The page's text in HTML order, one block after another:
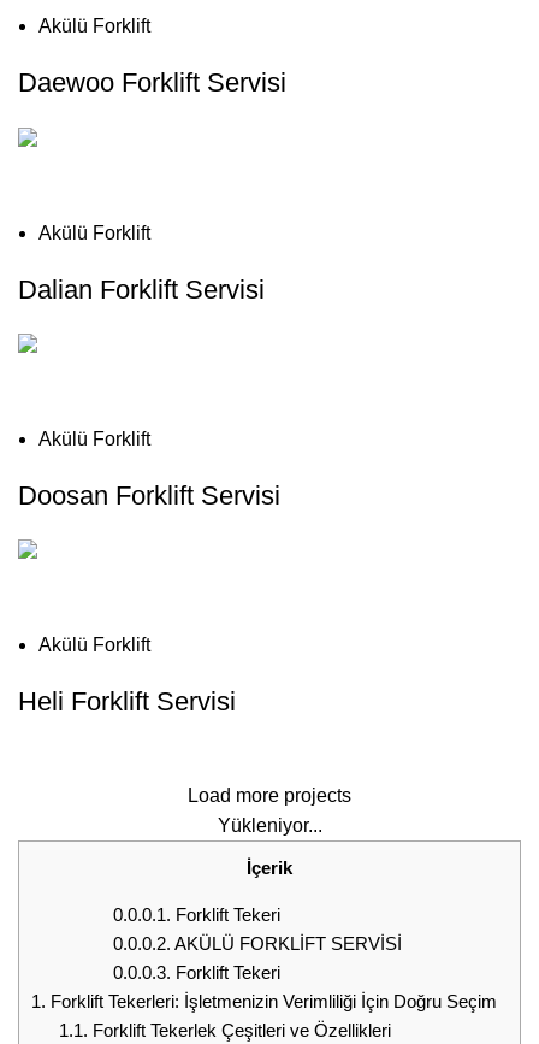
Akülü Forklift
Daewoo Forklift Servisi
Akülü Forklift
Dalian Forklift Servisi
Akülü Forklift
Doosan Forklift Servisi
Akülü Forklift
Heli Forklift Servisi
Load more projects
Yükleniyor...
İçerik
0.0.0.1. Forklift Tekeri
0.0.0.2. AKÜLÜ FORKLİFT SERVİSİ
0.0.0.3. Forklift Tekeri
1. Forklift Tekerleri: İşletmenizin Verimliliği İçin Doğru Seçim
1.1. Forklift Tekerlek Çeşitleri ve Özellikleri